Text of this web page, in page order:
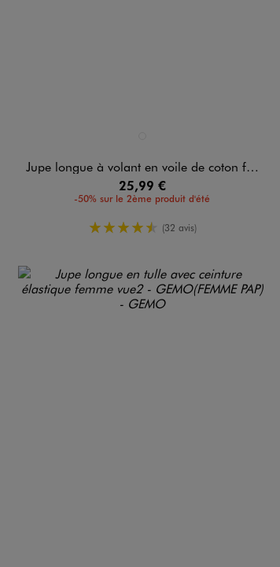
Jupe longue à volant en voile de coton femme
25,99 €
-50% sur le 2ème produit d'été
4.5/5 de moyenne
(32 avis)